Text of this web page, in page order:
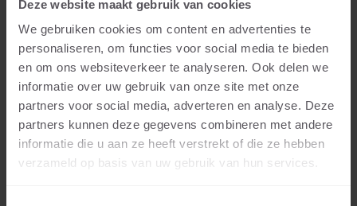
Deze website maakt gebruik van cookies
We gebruiken cookies om content en advertenties te
personaliseren, om functies voor social media te bieden
en om ons websiteverkeer te analyseren. Ook delen we
informatie over uw gebruik van onze site met onze
partners voor social media, adverteren en analyse. Deze
partners kunnen deze gegevens combineren met andere
informatie die u aan ze heeft verstrekt of die ze hebben
verzameld op basis van uw gebruik van hun services.
Uitvoering:
Jaap Sterk
Locatie:
Malden
Toepassing:
Terras
Producten:
Grootformaat tegel 120x120x7 Grijs
Tegel 60x60x5 Grijs